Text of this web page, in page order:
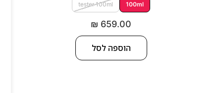
100ml
tester 100ml
₪ 659.00
הוספה לסל